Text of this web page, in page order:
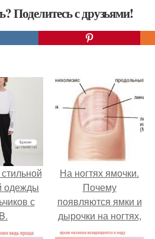
Поделитесь с друзьями!
одежды
с
На ногтях ямочки.
Почему
появляются ямки и
дырочки на ногтях,
о чем они говорят